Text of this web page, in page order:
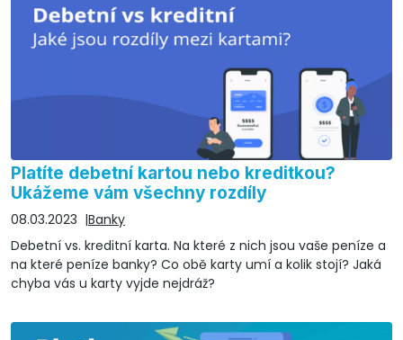
Platíte debetní kartou nebo kreditkou?
Ukážeme vám všechny rozdíly
08.03.2023
Banky
Debetní vs. kreditní karta. Na které z nich jsou vaše peníze a
na které peníze banky? Co obě karty umí a kolik stojí? Jaká
chyba vás u karty vyjde nejdráž?